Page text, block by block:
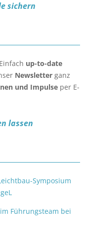
sichern
up-to-date
Newsletter ganz
und Impulse per E-
lassen
Symposium
Führungsteam bei